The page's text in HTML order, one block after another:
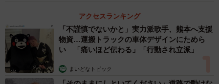
アクセスランキング
「不謹慎でないかと」実力派歌手、熊本へ支援
物資…運搬トラックの車体デザインにためら
い 「痛いほど伝わる」「行動され立派」
まいどなトピック